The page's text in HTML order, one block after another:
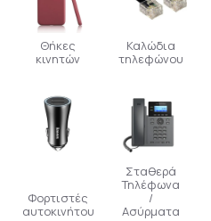
Θήκες
κινητών
Καλώδια
τηλεφώνου
Φορτιστές
αυτοκινήτου
Σταθερά
Τηλέφωνα
/
Ασύρματα